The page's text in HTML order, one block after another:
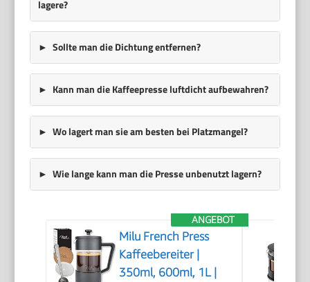
lagere?
Sollte man die Dichtung entfernen?
Kann man die Kaffeepresse luftdicht aufbewahren?
Wo lagert man sie am besten bei Platzmangel?
Wie lange kann man die Presse unbenutzt lagern?
ANGEBOT
Milu French Press
Kaffeebereiter |
350ml, 600ml, 1L |